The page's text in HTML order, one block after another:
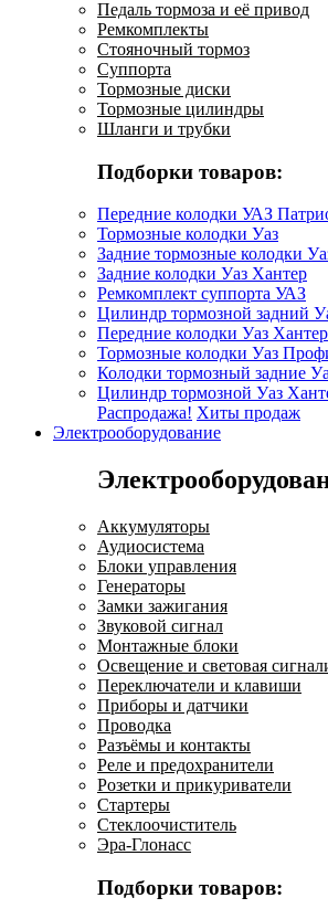
Педаль тормоза и её привод
Ремкомплекты
Стояночный тормоз
Суппорта
Тормозные диски
Тормозные цилиндры
Шланги и трубки
Подборки товаров:
Передние колодки УАЗ
Тормозные колодки Уаз
Задние тормозные колодки
Задние колодки Уаз Хантер
Ремкомплект суппорта УАЗ
Цилиндр тормозной задний
Передние колодки Уаз Хантер
Тормозные колодки Уаз
Колодки тормозный задние
Цилиндр тормозной Уаз
Распродажа! Хиты продаж
Электрооборудование
Аккумуляторы
Аудиосистема
Блоки управления
Генераторы
Замки зажигания
Звуковой сигнал
Монтажные блоки
Освещение и световая
Переключатели и клавиши
Приборы и датчики
Проводка
Разъёмы и контакты
Реле и предохранители
Розетки и прикуриватели
Стартеры
Стеклоочиститель
Эра-Глонасс
Подборки товаров: